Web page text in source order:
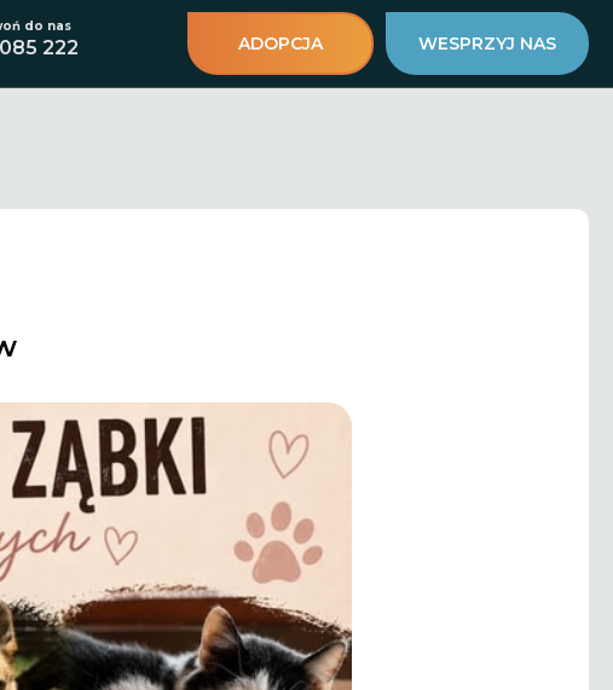
do nas
222 ADOPCJA WESPRZYJ NAS